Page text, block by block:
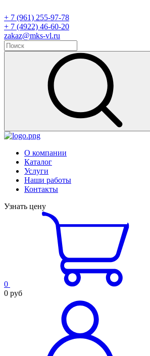
+ 7 (961) 255-97-78
+ 7 (4922) 46-60-20
zakaz@mks-vl.ru
О компании
Каталог
Услуги
Наши работы
Контакты
Узнать цену
0
0 руб